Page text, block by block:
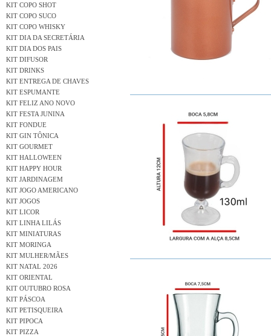
KIT COPO SHOT
KIT COPO SUCO
KIT COPO WHISKY
KIT DIA DA SECRETÁRIA
KIT DIA DOS PAIS
KIT DIFUSOR
KIT DRINKS
KIT ENTREGA DE CHAVES
KIT ESPUMANTE
KIT FELIZ ANO NOVO
KIT FESTA JUNINA
KIT FONDUE
KIT GIN TÔNICA
KIT GOURMET
KIT HALLOWEEN
KIT HAPPY HOUR
KIT JARDINAGEM
KIT JOGO AMERICANO
KIT JOGOS
KIT LICOR
KIT LINHA LILÁS
KIT MINIATURAS
KIT MORINGA
KIT MULHER/MÃES
KIT NATAL 2026
KIT ORIENTAL
KIT OUTUBRO ROSA
KIT PÁSCOA
KIT PETISQUEIRA
KIT PIPOCA
KIT PIZZA